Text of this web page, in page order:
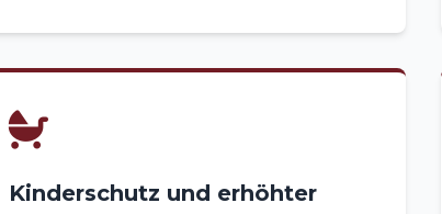
Kinderschutz und erhöhter